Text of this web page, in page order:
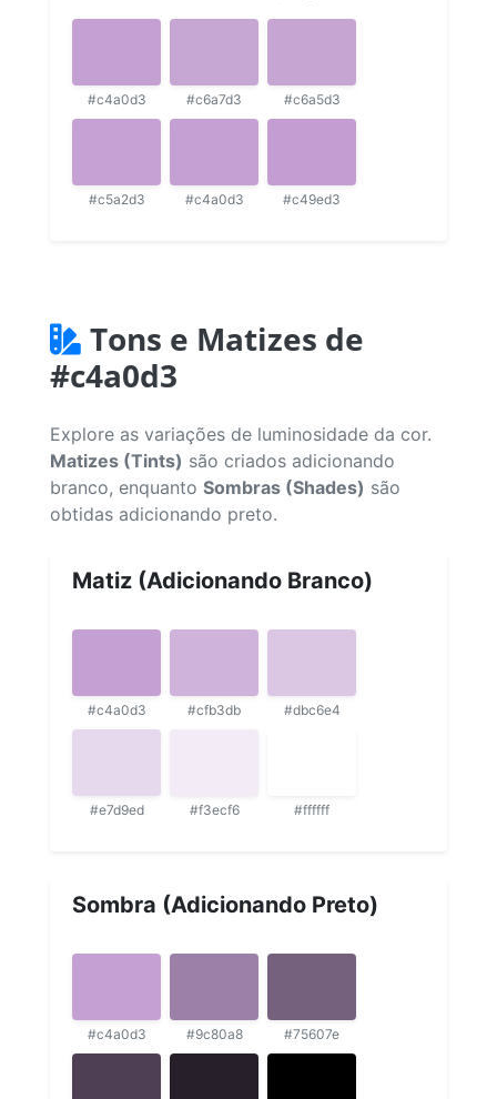
#c4a0d3 #c6a7d3 #c6a5d3
#c5a2d3 #c4a0d3 #c49ed3
Tons e Matizes de
#c4a0d3
Explore as variações de luminosidade da cor.
Matizes (Tints) são criados adicionando
branco, enquanto Sombras (Shades) são
obtidas adicionando preto.
Matiz (Adicionando Branco)
#c4a0d3 #cfb3db #dbc6e4
#e7d9ed #f3ecf6 #ffffff
Sombra (Adicionando Preto)
#c4a0d3 #9c80a8 #75607e